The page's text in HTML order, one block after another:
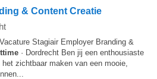
& Content Creatie
Stagiair Employer Branding &
· Dordrecht Ben jij een enthousiaste
zichtbaar maken van een mooie,